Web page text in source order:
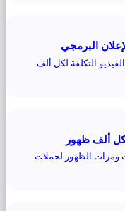
البرمجي
التكلفة لكل ألف
ألف ظهور
ومرات الظهور لحملات